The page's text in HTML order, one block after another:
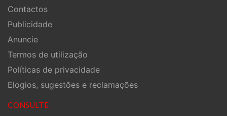
Contactos
Publicidade
Anuncie
Termos de utilização
Políticas de privacidade
Elogios, sugestões e reclamações
CONSULTE